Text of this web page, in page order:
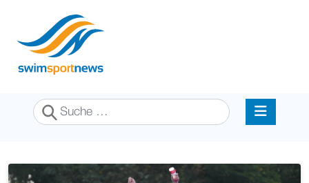
Suchen